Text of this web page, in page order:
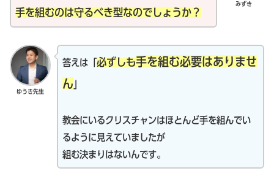
みずき
手を組むのは守るべき型なのでしょうか？
ゆうき先生
答えは「 必ずしも手を組む必要はありませ
ん
教会にいるクリスチャンはほとんど手を組んでい
るように見えていましたが
組む決まりはないんです。